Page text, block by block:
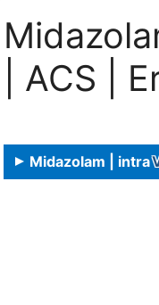
| ACS |
Midazolam | intra